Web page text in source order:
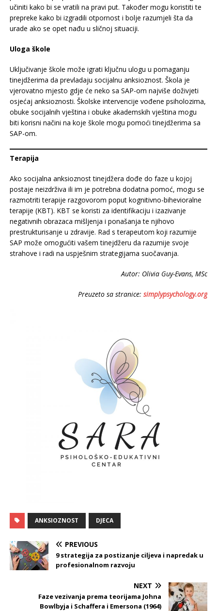
učiniti kako bi se vratili na pravi put. Također mogu koristiti te
prepreke kako bi izgradili otpornost i bolje razumjeli šta da
urade ako se opet nađu u sličnoj situaciji.
Uloga škole
Uključivanje škole može igrati ključnu ulogu u pomaganju
tinejdžerima da prevladaju socijalnu anksioznost. Škola je
vjerovatno mjesto gdje će neko sa SAP-om najviše doživjeti
osjećaj anksioznosti. Školske intervencije vođene psiholozima,
obuke socijalnih vještina i obuke akademskih vještina mogu
biti korisni načini na koje škole mogu pomoći tinejdžerima sa
SAP-om.
Terapija
Ako socijalna anksioznost tinejdžera dođe do faze u kojoj
postaje neizdrživa ili im je potrebna dodatna pomoć, mogu se
razmotriti terapije razgovorom poput kognitivno-bihevioralne
terapije (KBT). KBT se koristi za identifikaciju i izazivanje
negativnih obrazaca mišljenja i ponašanja te njihovo
prestrukturisanje u zdravije. Rad s terapeutom koji razumije
SAP može omogućiti vašem tinejdžeru da razumije svoje
strahove i radi na uspješnim strategijama suočavanja.
Autor: Olivia Guy-Evans, MSc
Preuzeto sa stranice: simplypsychology.org
ANKSIOZNOST DJECA
PREVIOUS
9 strategija za postizanje ciljeva i napredak u
profesionalnom razvoju
NEXT
Faze vezivanja prema teorijama Johna
Bowlbyja i Schaffera i Emersona (1964)